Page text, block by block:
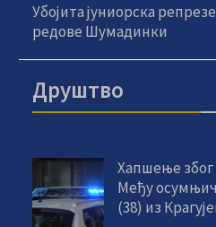
Убојита јуниорска
редове Шумадинки
Друштво
Хапшење због
Међу
(38) из